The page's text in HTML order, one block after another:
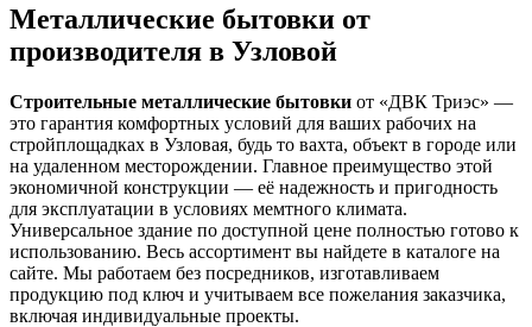
Металлические бытовки от
производителя в Узловой
Строительные металлические бытовки от «ДВК Триэс» —
это гарантия комфортных условий для ваших рабочих на
стройплощадках в Узловая, будь то вахта, объект в городе или
на удаленном месторождении. Главное преимущество этой
экономичной конструкции — её надежность и пригодность
для эксплуатации в условиях мемтного климата.
Универсальное здание по доступной цене полностью готово к
использованию. Весь ассортимент вы найдете в каталоге на
сайте. Мы работаем без посредников, изготавливаем
продукцию под ключ и учитываем все пожелания заказчика,
включая индивидуальные проекты.